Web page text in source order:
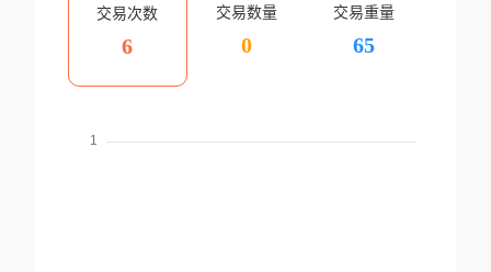
交易次数
6
交易数量
0
交易重量
65